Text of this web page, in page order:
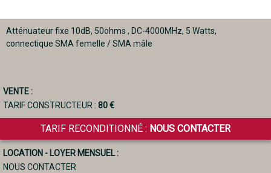
Atténuateur fixe 10dB, 50ohms , DC-4000MHz, 5 Watts,
connectique SMA femelle / SMA mâle
VENTE :
TARIF CONSTRUCTEUR : 80 €
TARIF RECONDITIONNÉ : NOUS CONTACTER
LOCATION - LOYER MENSUEL :
NOUS CONTACTER